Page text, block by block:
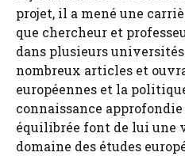
projet, il a mené une
que chercheur et
dans plusieurs
nombreux articles et
européennes et la
connaissance
équilibrée font de lui une
domaine des études